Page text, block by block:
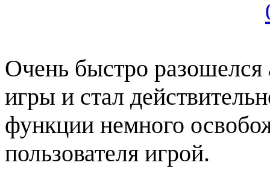
Очень быстро разошелся
игры и стал
функции немного
пользователя игрой.